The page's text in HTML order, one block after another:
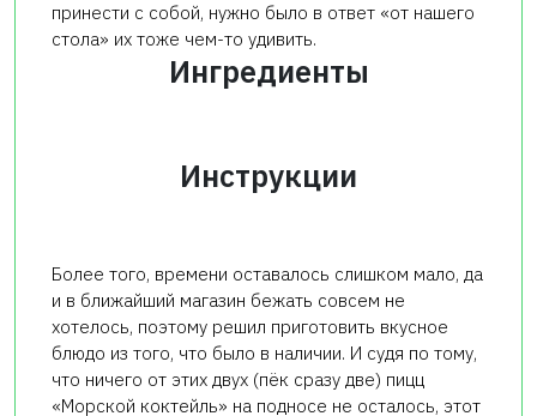
принести с собой, нужно было в ответ «от нашего
стола» их тоже чем-то удивить.
Ингредиенты
Инструкции
Более того, времени оставалось слишком мало, да
и в ближайший магазин бежать совсем не
хотелось, поэтому решил приготовить вкусное
блюдо из того, что было в наличии. И судя по тому,
что ничего от этих двух (пёк сразу две) пицц
«Морской коктейль» на подносе не осталось, этот